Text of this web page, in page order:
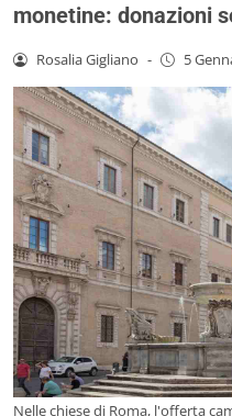
monetine: donazioni
Rosalia Gigliano - 5
Nelle chiese di Roma, l'offerta